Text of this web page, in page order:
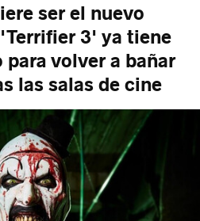
ser el nuevo
3' ya tiene
para volver a bañar
las salas de cine